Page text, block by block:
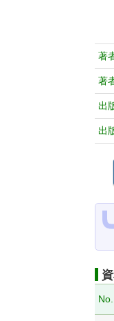
著
著
出
出
No.